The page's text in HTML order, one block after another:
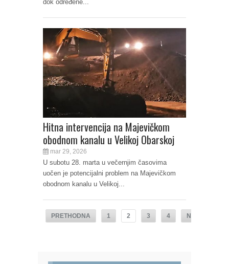
dok određene...
Hitna intervencija na Majevičkom
obodnom kanalu u Velikoj Obarskoj
mar 29, 2026
U subotu 28. marta u večernjim časovima
uočen je potencijalni problem na Majevičkom
obodnom kanalu u Velikoj...
PRETHODNA 1 2 3 4 NAREDNA